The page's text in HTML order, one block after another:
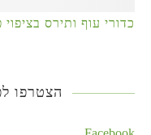
כדורי עוף ותירס
הצטרפו